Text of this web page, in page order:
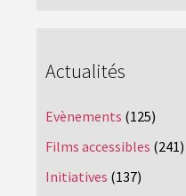
Actualités
Evènements (125)
Films accessibles (241)
Initiatives (137)